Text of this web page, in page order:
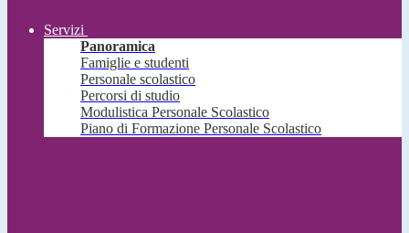
Servizi
Panoramica
Famiglie e studenti
Personale scolastico
Percorsi di studio
Modulistica Personale Scolastico
Piano di Formazione Personale Scolastico